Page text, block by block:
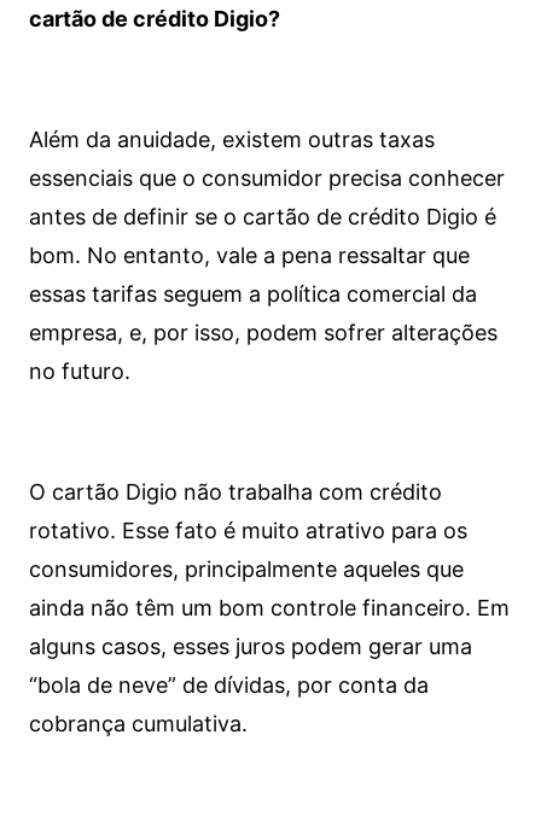
cartão de crédito Digio?
Além da anuidade, existem outras taxas
essenciais que o consumidor precisa conhecer
antes de definir se o cartão de crédito Digio é
bom. No entanto, vale a pena ressaltar que
essas tarifas seguem a política comercial da
empresa, e, por isso, podem sofrer alterações
no futuro.
O cartão Digio não trabalha com crédito
rotativo. Esse fato é muito atrativo para os
consumidores, principalmente aqueles que
ainda não têm um bom controle financeiro. Em
alguns casos, esses juros podem gerar uma
“bola de neve” de dívidas, por conta da
cobrança cumulativa.